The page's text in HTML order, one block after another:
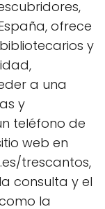
ofrece
y
a una
y
teléfono de
web en
trescantos,
consulta y el
la